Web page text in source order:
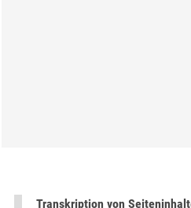
Transkription von